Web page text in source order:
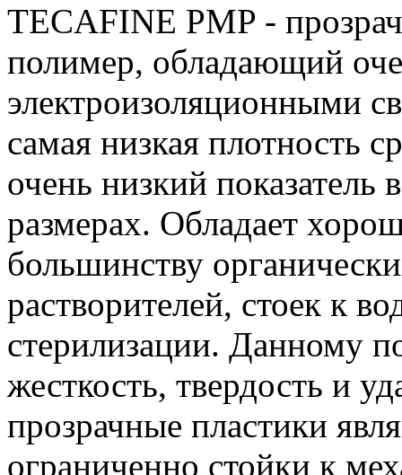
TECAFINE PMP -
полимер, обладающий
электроизоляционными
самая низкая плотность
очень низкий показатель
размерах. Обладает
большинству
растворителей, стоек к
стерилизации. Данному
жесткость, твердость и
прозрачные пластики
ограниченно стойки к